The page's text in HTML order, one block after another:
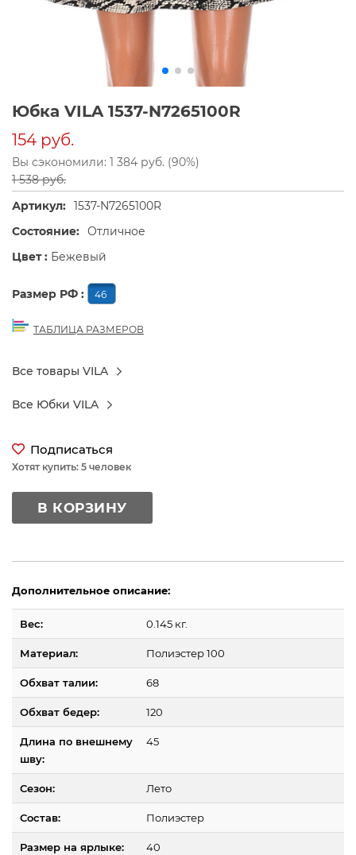
Юбка VILA 1537-N7265100R
154 руб.
Вы сэкономили: 1 384 руб. (90%)
1 538 руб.
Артикул: 1537-N7265100R
Состояние: Отличное
Цвет : Бежевый
Размер РФ : 46
ТАБЛИЦА РАЗМЕРОВ
Все товары VILA
Все Юбки VILA
Подписаться
Хотят купить: 5 человек
В КОРЗИНУ
Дополнительное описание:
Вес: 0.145 кг.
Материал: Полиэстер 100
Обхват талии: 68
Обхват бедер: 120
Длина по внешнему
шву:
45
Сезон: Лето
Состав: Полиэстер
Размер на ярлыке: 40